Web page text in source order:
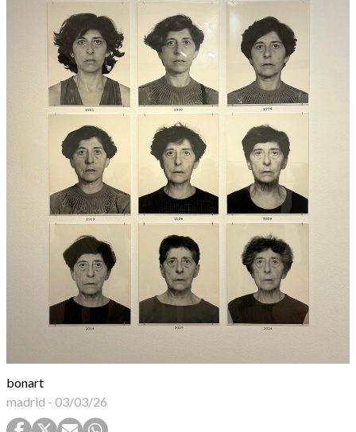
bonart
madrid - 03/03/26